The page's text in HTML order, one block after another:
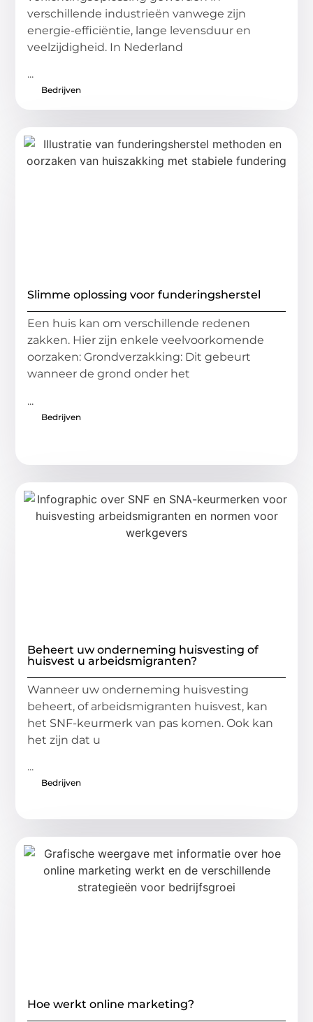
verschillende industrieën vanwege zijn
energie-efficiëntie, lange levensduur en
veelzijdigheid. In Nederland
...
Bedrijven
Slimme oplossing voor funderingsherstel
Een huis kan om verschillende redenen
zakken. Hier zijn enkele veelvoorkomende
oorzaken: Grondverzakking: Dit gebeurt
wanneer de grond onder het
...
Bedrijven
Beheert uw onderneming huisvesting of
huisvest u arbeidsmigranten?
Wanneer uw onderneming huisvesting
beheert, of arbeidsmigranten huisvest, kan
het SNF-keurmerk van pas komen. Ook kan
het zijn dat u
...
Bedrijven
Hoe werkt online marketing?